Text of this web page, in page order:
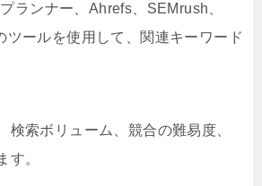
ランナー、Ahrefs、SEMrush、
ツールを使用して、関連キーワード
検索ボリューム、競合の難易度、
す。